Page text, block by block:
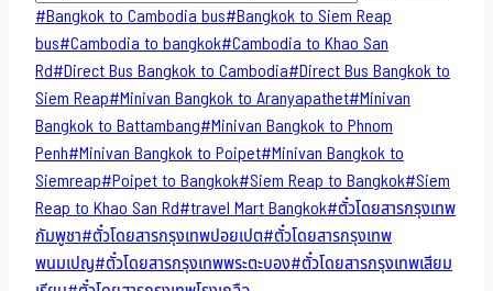
Post
Tags:
#Bangkok to Cambodia bus#Bangkok to Siem Reap
bus#Cambodia to bangkok#Cambodia to Khao San​
Rd#Direct​ Bus Bangkok to Cambodia#Direct​ Bus Bangkok to
Siem Reap#Minivan Bangkok to​ Aranyapathet​#Minivan​
Bangkok to Battambang#Minivan Bangkok to Phnom
Penh#Minivan Bangkok to Poipet#Minivan Bangkok to
Siemreap#Poipet to Bangkok#Siem Reap to Bangkok#Siem
Reap to Khao San​ Rd#travel Mart Bangkok#ตั๋วโดยสารกรุงเทพ
กัมพูชา#ตั๋วโดยสารกรุงเทพปอยเปต#ตั๋วโดยสารกรุงเทพ
พนมเปญ#ตั๋วโดยสารกรุงเทพพระตะบอง#ตั๋วโดยสารกรุงเทพเสียม